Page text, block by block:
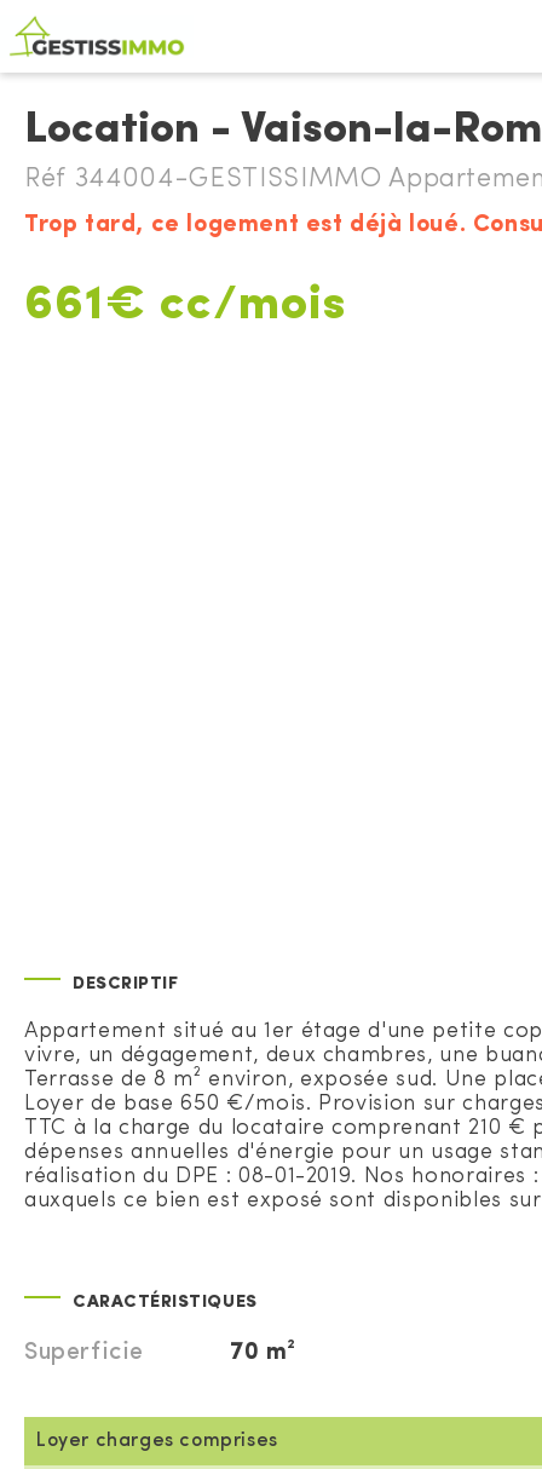
Location - Vaison-la-
Réf 344004-GESTISSIMMO
Trop tard, ce logement est déjà loué.
661€ cc/mois
DESCRIPTIF
Appartement situé au 1er étage d'une petite
vivre, un dégagement, deux chambres, une
Terrasse de 8 m² environ, exposée sud. Une
Loyer de base 650 €/mois. Provision sur
TTC à la charge du locataire comprenant 210 €
dépenses annuelles d'énergie pour un usage
réalisation du DPE : 08-01-2019. Nos
auxquels ce bien est exposé sont disponibles
CARACTÉRISTIQUES
Superficie 70 m²
Loyer charges comprises